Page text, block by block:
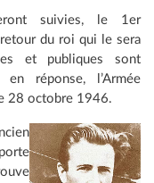
suivies, le 1er
du roi qui le sera
et publiques sont
réponse, l’Armée
28 octobre 1946.